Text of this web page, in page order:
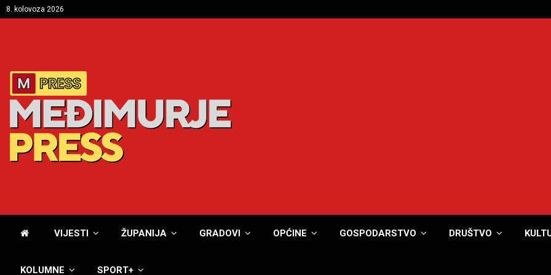
8. kolovoza 2026
VIJESTI ŽUPANIJA GRADOVI OPĆINE GOSPODARSTVO DRUŠTVO
KOLUMNE SPORT+